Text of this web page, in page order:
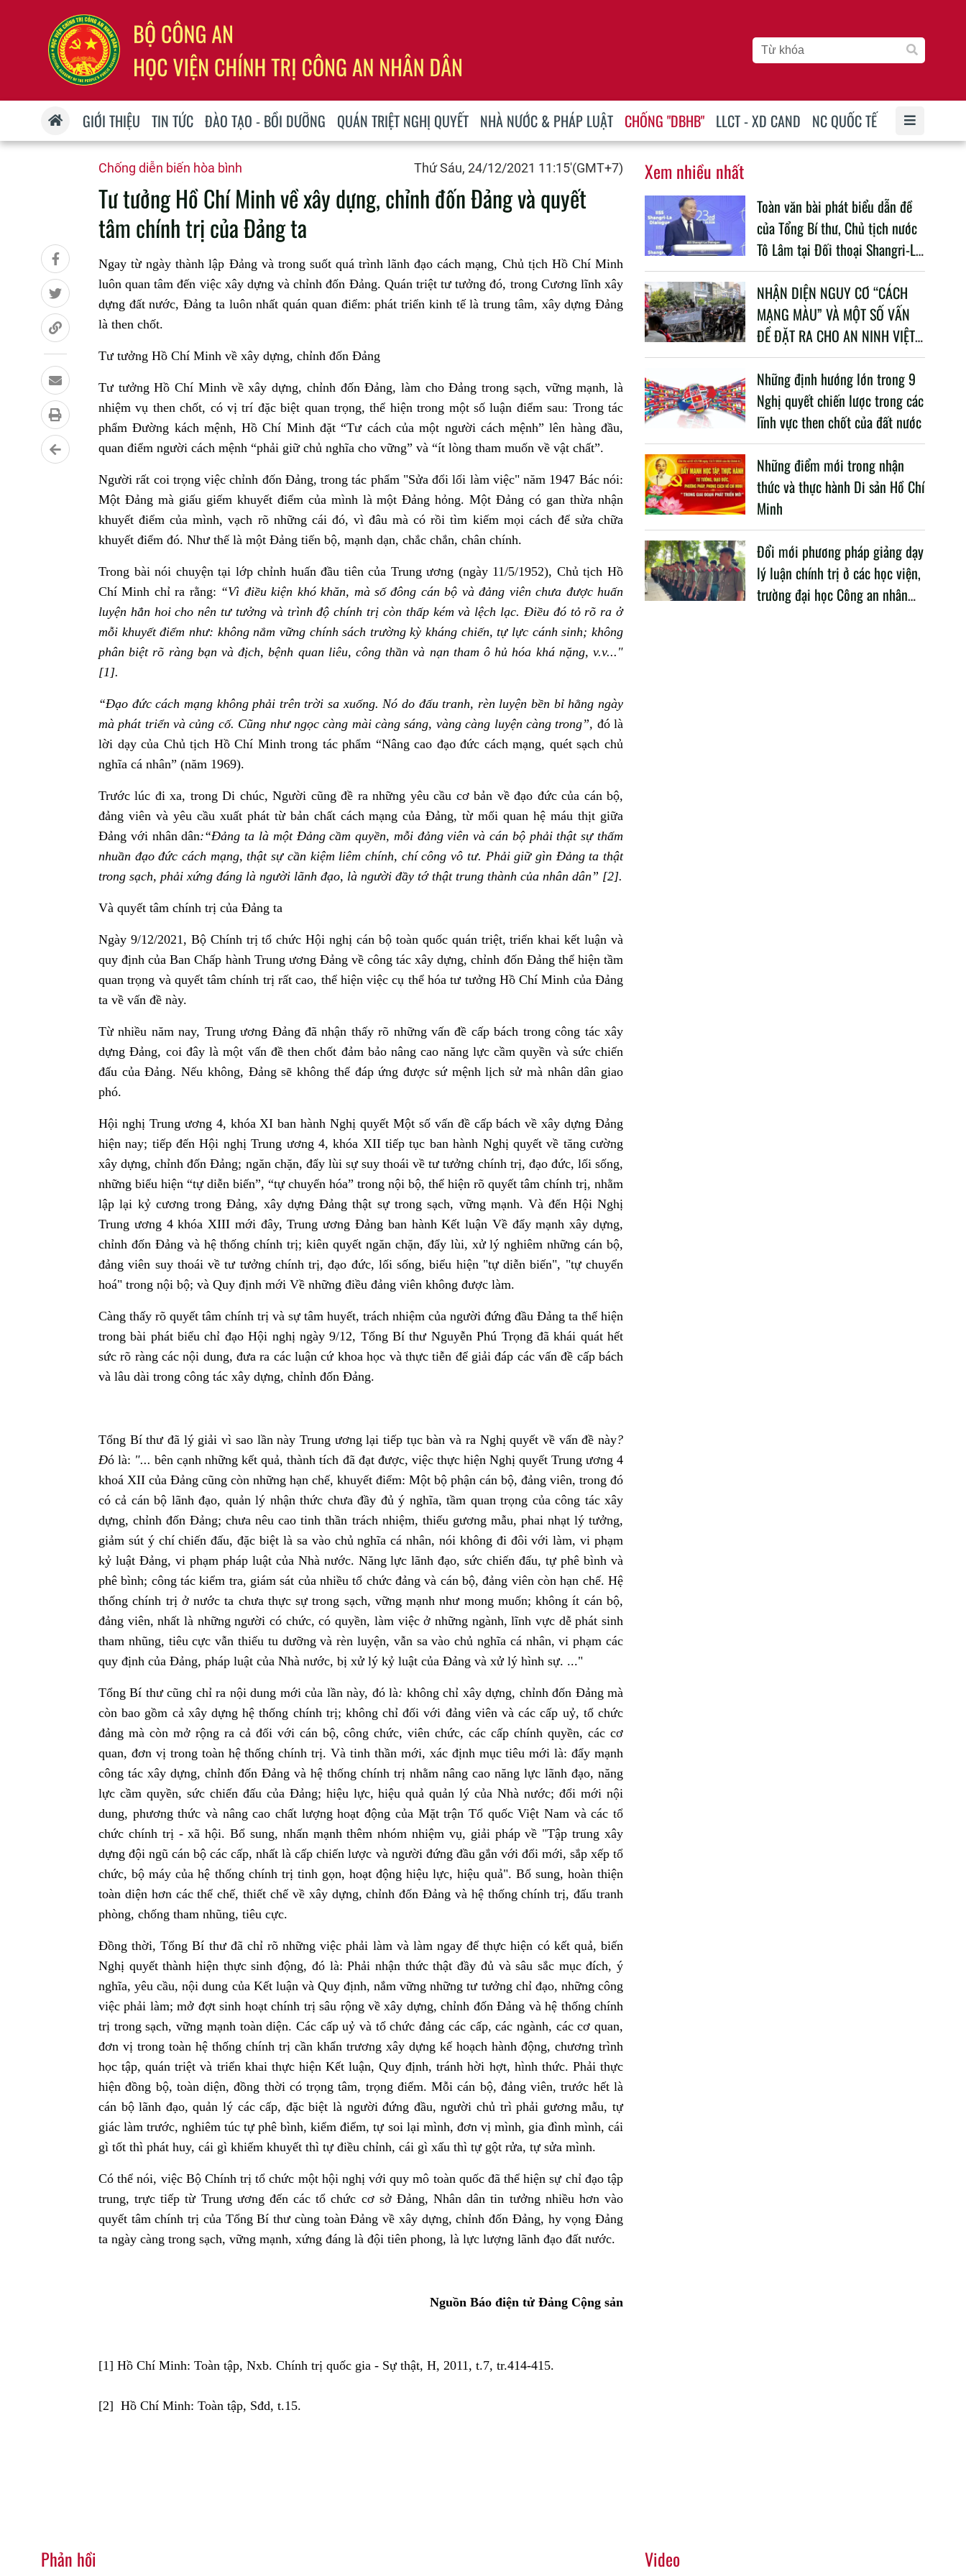
GIỚI THIỆU TIN TỨC ĐÀO TẠO - BỒI DƯỠNG QUÁN TRIỆT NGHỊ QUYẾT NHÀ NƯỚC & PHÁP LUẬT CHỐNG "DBHB" LLCT - XD CAND NC QUỐC TẾ
Chống diễn biến hòa bình Thứ Sáu, 24/12/2021 11:15'(GMT+7)
Tư tưởng Hồ Chí Minh về xây dựng, chỉnh đốn Đảng và quyết
tâm chính trị của Đảng ta
Ngay từ ngày thành lập Đảng và trong suốt quá trình lãnh đạo cách mạng, Chủ tịch Hồ Chí Minh
luôn quan tâm đến việc xây dựng và chỉnh đốn Đảng. Quán triệt tư tưởng đó, trong Cương lĩnh xây
dựng đất nước, Đảng ta luôn nhất quán quan điểm: phát triển kinh tế là trung tâm, xây dựng Đảng
là then chốt.
Tư tưởng Hồ Chí Minh về xây dựng, chỉnh đốn Đảng
Tư tưởng Hồ Chí Minh về xây dựng, chỉnh đốn Đảng, làm cho Đảng trong sạch, vững mạnh, là
nhiệm vụ then chốt, có vị trí đặc biệt quan trọng, thể hiện trong một số luận điểm sau: Trong tác
phẩm Đường kách mệnh, Hồ Chí Minh đặt “Tư cách của một người cách mệnh” lên hàng đầu,
quan điểm người cách mệnh “phải giữ chủ nghĩa cho vững” và “ít lòng tham muốn về vật chất”.
Người rất coi trọng việc chỉnh đốn Đảng, trong tác phẩm "Sửa đổi lối làm việc" năm 1947 Bác nói:
Một Đảng mà giấu giếm khuyết điểm của mình là một Đảng hỏng. Một Đảng có gan thừa nhận
khuyết điểm của mình, vạch rõ những cái đó, vì đâu mà có rồi tìm kiếm mọi cách để sửa chữa
khuyết điểm đó. Như thế là một Đảng tiến bộ, mạnh dạn, chắc chắn, chân chính.
Trong bài nói chuyện tại lớp chỉnh huấn đầu tiên của Trung ương (ngày 11/5/1952), Chủ tịch Hồ
Chí Minh chỉ ra rằng: “Vì điều kiện khó khăn, mà số đông cán bộ và đảng viên chưa được huấn
luyện hẳn hoi cho nên tư tưởng và trình độ chính trị còn thấp kém và lệch lạc. Điều đó tỏ rõ ra ở
mỗi khuyết điểm như: không nắm vững chính sách trường kỳ kháng chiến, tự lực cánh sinh; không
phân biệt rõ ràng bạn và địch, bệnh quan liêu, công thần và nạn tham ô hủ hóa khá nặng, v.v..."
[1].
“Đạo đức cách mạng không phải trên trời sa xuống. Nó do đấu tranh, rèn luyện bền bỉ hằng ngày
mà phát triển và củng cố. Cũng như ngọc càng mài càng sáng, vàng càng luyện càng trong”, đó là
lời dạy của Chủ tịch Hồ Chí Minh trong tác phẩm “Nâng cao đạo đức cách mạng, quét sạch chủ
nghĩa cá nhân” (năm 1969).
Trước lúc đi xa, trong Di chúc, Người cũng đề ra những yêu cầu cơ bản về đạo đức của cán bộ,
đảng viên và yêu cầu xuất phát từ bản chất cách mạng của Đảng, từ mối quan hệ máu thịt giữa
Đảng với nhân dân:“Đảng ta là một Đảng cầm quyền, mỗi đảng viên và cán bộ phải thật sự thấm
nhuần đạo đức cách mạng, thật sự cần kiệm liêm chính, chí công vô tư. Phải giữ gìn Đảng ta thật
trong sạch, phải xứng đáng là người lãnh đạo, là người đầy tớ thật trung thành của nhân dân” [2].
Và quyết tâm chính trị của Đảng ta
Ngày 9/12/2021, Bộ Chính trị tổ chức Hội nghị cán bộ toàn quốc quán triệt, triển khai kết luận và
quy định của Ban Chấp hành Trung ương Đảng về công tác xây dựng, chỉnh đốn Đảng thể hiện tầm
quan trọng và quyết tâm chính trị rất cao, thể hiện việc cụ thể hóa tư tưởng Hồ Chí Minh của Đảng
ta về vấn đề này.
Từ nhiều năm nay, Trung ương Đảng đã nhận thấy rõ những vấn đề cấp bách trong công tác xây
dựng Đảng, coi đây là một vấn đề then chốt đảm bảo nâng cao năng lực cầm quyền và sức chiến
đấu của Đảng. Nếu không, Đảng sẽ không thể đáp ứng được sứ mệnh lịch sử mà nhân dân giao
phó.
Hội nghị Trung ương 4, khóa XI ban hành Nghị quyết Một số vấn đề cấp bách về xây dựng Đảng
hiện nay; tiếp đến Hội nghị Trung ương 4, khóa XII tiếp tục ban hành Nghị quyết về tăng cường
xây dựng, chỉnh đốn Đảng; ngăn chặn, đẩy lùi sự suy thoái về tư tưởng chính trị, đạo đức, lối sống,
những biểu hiện “tự diễn biến”, “tự chuyển hóa” trong nội bộ, thể hiện rõ quyết tâm chính trị, nhằm
lập lại kỷ cương trong Đảng, xây dựng Đảng thật sự trong sạch, vững mạnh. Và đến Hội Nghị
Trung ương 4 khóa XIII mới đây, Trung ương Đảng ban hành Kết luận Về đẩy mạnh xây dựng,
chỉnh đốn Đảng và hệ thống chính trị; kiên quyết ngăn chặn, đẩy lùi, xử lý nghiêm những cán bộ,
đảng viên suy thoái về tư tưởng chính trị, đạo đức, lối sống, biểu hiện "tự diễn biến", "tự chuyển
hoá" trong nội bộ; và Quy định mới Về những điều đảng viên không được làm.
Càng thấy rõ quyết tâm chính trị và sự tâm huyết, trách nhiệm của người đứng đầu Đảng ta thể hiện
trong bài phát biểu chỉ đạo Hội nghị ngày 9/12, Tổng Bí thư Nguyễn Phú Trọng đã khái quát hết
sức rõ ràng các nội dung, đưa ra các luận cứ khoa học và thực tiễn để giải đáp các vấn đề cấp bách
và lâu dài trong công tác xây dựng, chỉnh đốn Đảng.
Tổng Bí thư đã lý giải vì sao lần này Trung ương lại tiếp tục bàn và ra Nghị quyết về vấn đề này?
Đó là: "... bên cạnh những kết quả, thành tích đã đạt được, việc thực hiện Nghị quyết Trung ương 4
khoá XII của Đảng cũng còn những hạn chế, khuyết điểm: Một bộ phận cán bộ, đảng viên, trong đó
có cả cán bộ lãnh đạo, quản lý nhận thức chưa đầy đủ ý nghĩa, tầm quan trọng của công tác xây
dựng, chỉnh đốn Đảng; chưa nêu cao tinh thần trách nhiệm, thiếu gương mẫu, phai nhạt lý tưởng,
giảm sút ý chí chiến đấu, đặc biệt là sa vào chủ nghĩa cá nhân, nói không đi đôi với làm, vi phạm
kỷ luật Đảng, vi phạm pháp luật của Nhà nước. Năng lực lãnh đạo, sức chiến đấu, tự phê bình và
phê bình; công tác kiểm tra, giám sát của nhiều tổ chức đảng và cán bộ, đảng viên còn hạn chế. Hệ
thống chính trị ở nước ta chưa thực sự trong sạch, vững mạnh như mong muốn; không ít cán bộ,
đảng viên, nhất là những người có chức, có quyền, làm việc ở những ngành, lĩnh vực dễ phát sinh
tham nhũng, tiêu cực vẫn thiếu tu dưỡng và rèn luyện, vẫn sa vào chủ nghĩa cá nhân, vi phạm các
quy định của Đảng, pháp luật của Nhà nước, bị xử lý kỷ luật của Đảng và xử lý hình sự. ..."
Tổng Bí thư cũng chỉ ra nội dung mới của lần này, đó là: không chỉ xây dựng, chỉnh đốn Đảng mà
còn bao gồm cả xây dựng hệ thống chính trị; không chỉ đối với đảng viên và các cấp uỷ, tổ chức
đảng mà còn mở rộng ra cả đối với cán bộ, công chức, viên chức, các cấp chính quyền, các cơ
quan, đơn vị trong toàn hệ thống chính trị. Và tinh thần mới, xác định mục tiêu mới là: đẩy mạnh
công tác xây dựng, chỉnh đốn Đảng và hệ thống chính trị nhằm nâng cao năng lực lãnh đạo, năng
lực cầm quyền, sức chiến đấu của Đảng; hiệu lực, hiệu quả quản lý của Nhà nước; đổi mới nội
dung, phương thức và nâng cao chất lượng hoạt động của Mặt trận Tổ quốc Việt Nam và các tổ
chức chính trị - xã hội. Bổ sung, nhấn mạnh thêm nhóm nhiệm vụ, giải pháp về "Tập trung xây
dựng đội ngũ cán bộ các cấp, nhất là cấp chiến lược và người đứng đầu gắn với đổi mới, sắp xếp tổ
chức, bộ máy của hệ thống chính trị tinh gọn, hoạt động hiệu lực, hiệu quả". Bổ sung, hoàn thiện
toàn diện hơn các thể chế, thiết chế về xây dựng, chỉnh đốn Đảng và hệ thống chính trị, đấu tranh
phòng, chống tham nhũng, tiêu cực.
Đồng thời,Tổng Bí thư đã chỉ rõ những việc phải làm và làm ngay để thực hiện có kết quả, biến
Nghị quyết thành hiện thực sinh động, đó là: Phải nhận thức thật đầy đủ và sâu sắc mục đích, ý
nghĩa, yêu cầu, nội dung của Kết luận và Quy định, nắm vững những tư tưởng chỉ đạo, những công
việc phải làm; mở đợt sinh hoạt chính trị sâu rộng về xây dựng, chỉnh đốn Đảng và hệ thống chính
trị trong sạch, vững mạnh toàn diện. Các cấp uỷ và tổ chức đảng các cấp, các ngành, các cơ quan,
đơn vị trong toàn hệ thống chính trị cần khẩn trương xây dựng kế hoạch hành động, chương trình
học tập, quán triệt và triển khai thực hiện Kết luận, Quy định, tránh hời hợt, hình thức. Phải thực
hiện đồng bộ, toàn diện, đồng thời có trọng tâm, trọng điểm. Mỗi cán bộ, đảng viên, trước hết là
cán bộ lãnh đạo, quản lý các cấp, đặc biệt là người đứng đầu, người chủ trì phải gương mẫu, tự
giác làm trước, nghiêm túc tự phê bình, kiểm điểm, tự soi lại mình, đơn vị mình, gia đình mình, cái
gì tốt thì phát huy, cái gì khiếm khuyết thì tự điều chỉnh, cái gì xấu thì tự gột rửa, tự sửa mình.
Có thể nói, việc Bộ Chính trị tổ chức một hội nghị với quy mô toàn quốc đã thể hiện sự chỉ đạo tập
trung, trực tiếp từ Trung ương đến các tổ chức cơ sở Đảng, Nhân dân tin tưởng nhiều hơn vào
quyết tâm chính trị của Tổng Bí thư cùng toàn Đảng về xây dựng, chỉnh đốn Đảng, hy vọng Đảng
ta ngày càng trong sạch, vững mạnh, xứng đáng là đội tiên phong, là lực lượng lãnh đạo đất nước.
Nguồn Báo điện tử Đảng Cộng sản
[1] Hồ Chí Minh: Toàn tập, Nxb. Chính trị quốc gia - Sự thật, H, 2011, t.7, tr.414-415.
[2] Hồ Chí Minh: Toàn tập, Sđd, t.15.
Xem nhiều nhất
Toàn văn bài phát biểu dẫn đề
của Tổng Bí thư, Chủ tịch nước
Tô Lâm tại Đối thoại Shangri-La
lần thứ 23
NHẬN DIỆN NGUY CƠ “CÁCH
MẠNG MÀU” VÀ MỘT SỐ VẤN
ĐỀ ĐẶT RA CHO AN NINH VIỆT
NAM TRONG BỐI CẢNH HIỆN
NAY
Những định hướng lớn trong 9
Nghị quyết chiến lược trong các
lĩnh vực then chốt của đất nước
Những điểm mới trong nhận
thức và thực hành Di sản Hồ Chí
Minh
Đổi mới phương pháp giảng dạy
lý luận chính trị ở các học viện,
trường đại học Công an nhân
Phản hồi Video